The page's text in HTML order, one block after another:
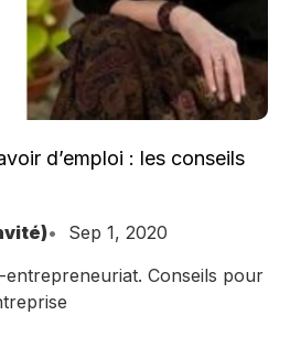
d’emploi : les conseils
Sep 1, 2020
Conseils pour